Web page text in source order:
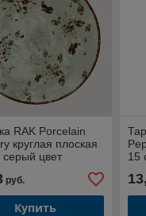
RAK Porcelain
круглая плоская
цвет
руб.
Купить
15